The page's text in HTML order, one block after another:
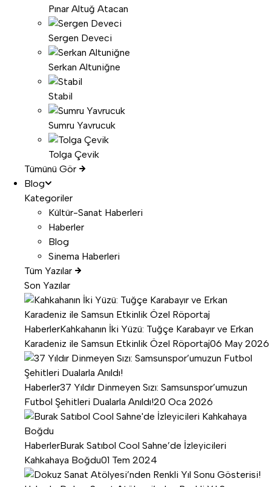
Pınar Altuğ Atacan
Sergen Deveci
Serkan Altuniğne
Stabil
Sumru Yavrucuk
Tolga Çevik
Tümünü Gör
Blog
Kategoriler
Kültür-Sanat Haberleri
Haberler
Blog
Sinema Haberleri
Tüm Yazılar
Son Yazılar
HaberlerKahkahanın İki Yüzü: Tuğçe Karabayır ve Erkan
Karadeniz ile Samsun Etkinlik Özel Röportaj06 May 2026
Haberler37 Yıldır Dinmeyen Sızı: Samsunspor’umuzun
Futbol Şehitleri Dualarla Anıldı!20 Oca 2026
HaberlerBurak Satıbol Cool Sahne’de İzleyicileri
Kahkahaya Boğdu01 Tem 2024